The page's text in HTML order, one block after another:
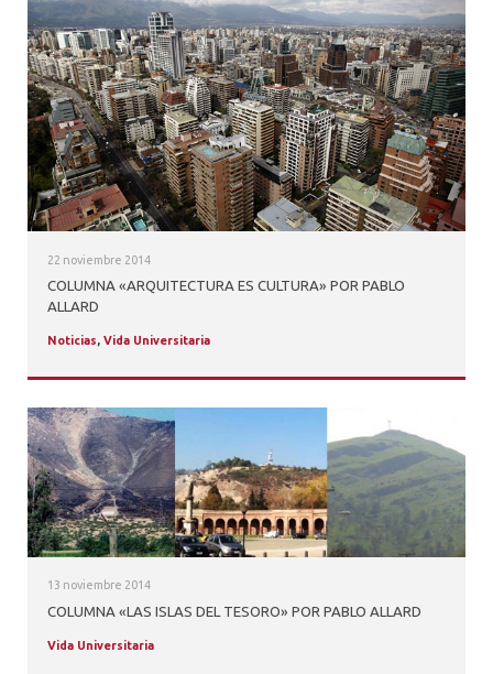
22 noviembre 2014
COLUMNA «ARQUITECTURA ES CULTURA» POR PABLO
ALLARD
Noticias, Vida Universitaria
13 noviembre 2014
COLUMNA «LAS ISLAS DEL TESORO» POR PABLO ALLARD
Vida Universitaria